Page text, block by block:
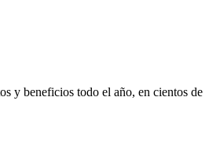
y beneficios todo el año, en cientos de